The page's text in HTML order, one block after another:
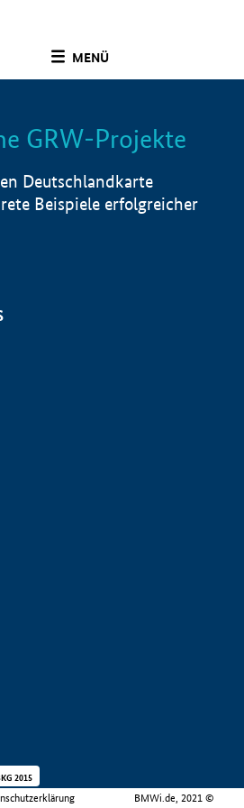
MENÜ
Info
GRW-Projekte
Deutschlandkarte
Beispiele erfolgreicher
BMWi.de, 2021 ©
2015